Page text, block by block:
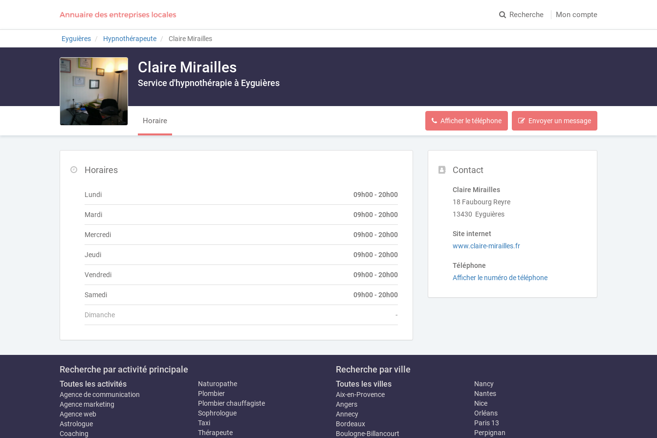
Recherche Mon compte
Eyguières Hypnothérapeute Claire Mirailles
Claire Mirailles
Service d'hypnothérapie à Eyguières
Horaire Afficher le téléphone Envoyer un message
Contact
Claire Mirailles
18 Faubourg Reyre
13430 Eyguières
Site internet
www.claire-mirailles.fr
Téléphone
Afficher le numéro de téléphone
Horaires
Lundi 09h00 - 20h00
Mardi 09h00 - 20h00
Mercredi 09h00 - 20h00
Jeudi 09h00 - 20h00
Vendredi 09h00 - 20h00
Samedi 09h00 - 20h00
Dimanche -
Recherche par activité principale
Toutes les activités
Agence de communication
Agence marketing
Agence web
Astrologue
Coaching
Naturopathe
Plombier
Plombier chauffagiste
Sophrologue
Taxi
Thérapeute
Recherche par ville
Toutes les villes
Aix-en-Provence
Angers
Annecy
Bordeaux
Boulogne-Billancourt
Nancy
Nantes
Nice
Orléans
Paris 13
Perpignan